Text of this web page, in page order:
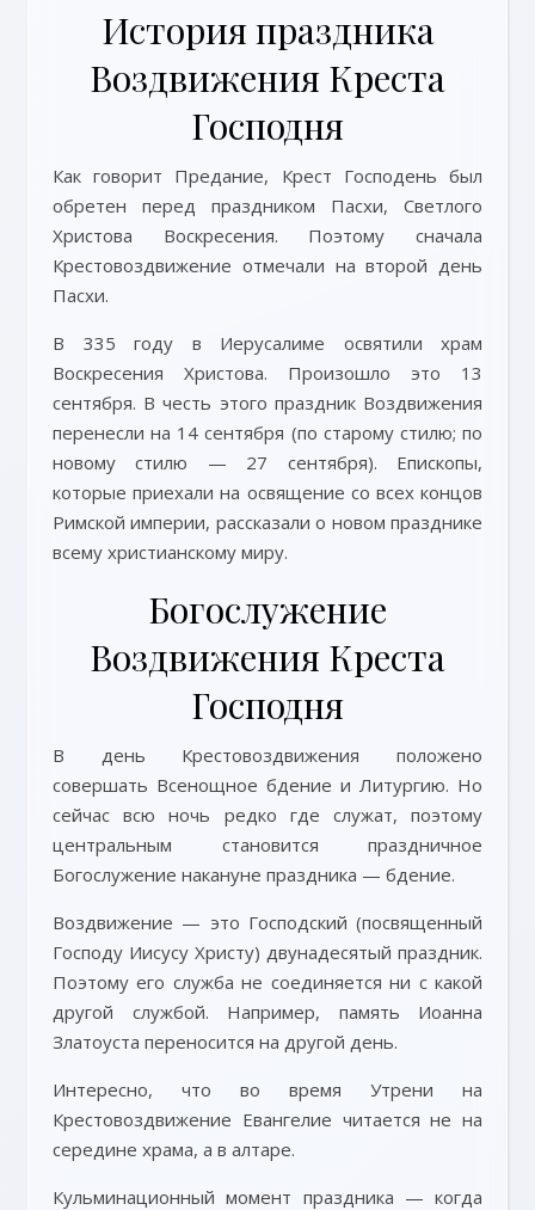
История праздника
Воздвижения Креста
Господня
Как говорит Предание, Крест Господень был
обретен перед праздником Пасхи, Светлого
Христова Воскресения. Поэтому сначала
Крестовоздвижение отмечали на второй день
Пасхи.
В 335 году в Иерусалиме освятили храм
Воскресения Христова. Произошло это 13
сентября. В честь этого праздник Воздвижения
перенесли на 14 сентября (по старому стилю; по
новому стилю — 27 сентября). Епископы,
которые приехали на освящение со всех концов
Римской империи, рассказали о новом празднике
всему христианскому миру.
Богослужение
Воздвижения Креста
Господня
В день Крестовоздвижения положено
совершать Всенощное бдение и Литургию. Но
сейчас всю ночь редко где служат, поэтому
центральным становится праздничное
Богослужение накануне праздника — бдение.
Воздвижение — это Господский (посвященный
Господу Иисусу Христу) двунадесятый праздник.
Поэтому его служба не соединяется ни с какой
другой службой. Например, память Иоанна
Златоуста переносится на другой день.
Интересно, что во время Утрени на
Крестовоздвижение Евангелие читается не на
середине храма, а в алтаре.
Кульминационный момент праздника — когда